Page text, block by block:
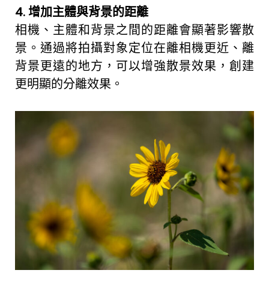
4. 增加主體與背景的距離
相機、主體和背景之間的距離會顯著影響散
景。通過將拍攝對象定位在離相機更近、離
背景更遠的地方，可以增強散景效果，創建
更明顯的分離效果。